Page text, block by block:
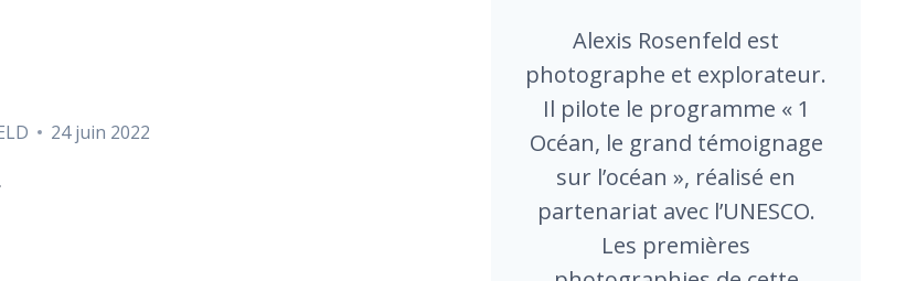
24 juin 2022
Alexis Rosenfeld est
photographe et explorateur.
Il pilote le programme « 1
Océan, le grand témoignage
sur l’océan », réalisé en
partenariat avec l’UNESCO.
Les premières